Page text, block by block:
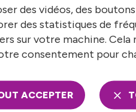
pour suivre toutes
Nos
des vidéos, des
des statistiques de
sur votre machine.
consentement pour
ACCEPTER